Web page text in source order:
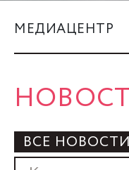
КУПИТЬ
+7 (495) 139-
МЕДИАЦЕНТР
ВСЕ НОВОСТИ